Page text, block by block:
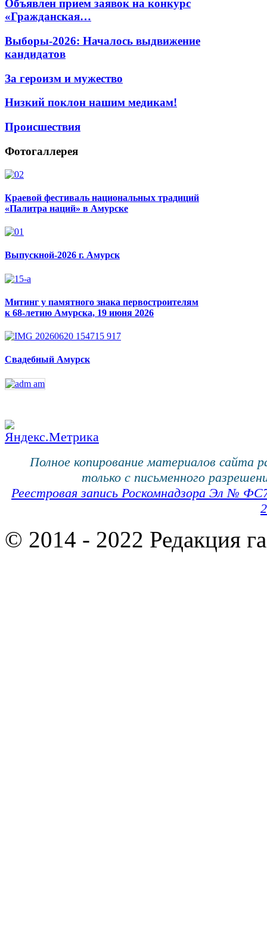
Объявлен прием заявок на конкурс
«Гражданская…
Выборы-2026: Началось выдвижение
кандидатов
За героизм и мужество
Низкий поклон нашим медикам!
Происшествия
Фотогаллерея
Краевой фестиваль национальных традиций
«Палитра наций» в Амурске
Выпускной-2026 г. Амурск
Митинг у памятного знака первостроителям
к 68-летию Амурска, 19 июня 2026
Свадебный Амурск
Полное копирование материалов сайта
только с письменного
Реестровая запись Роскомнадзора Эл №
© 2014 - 2022 Редакция